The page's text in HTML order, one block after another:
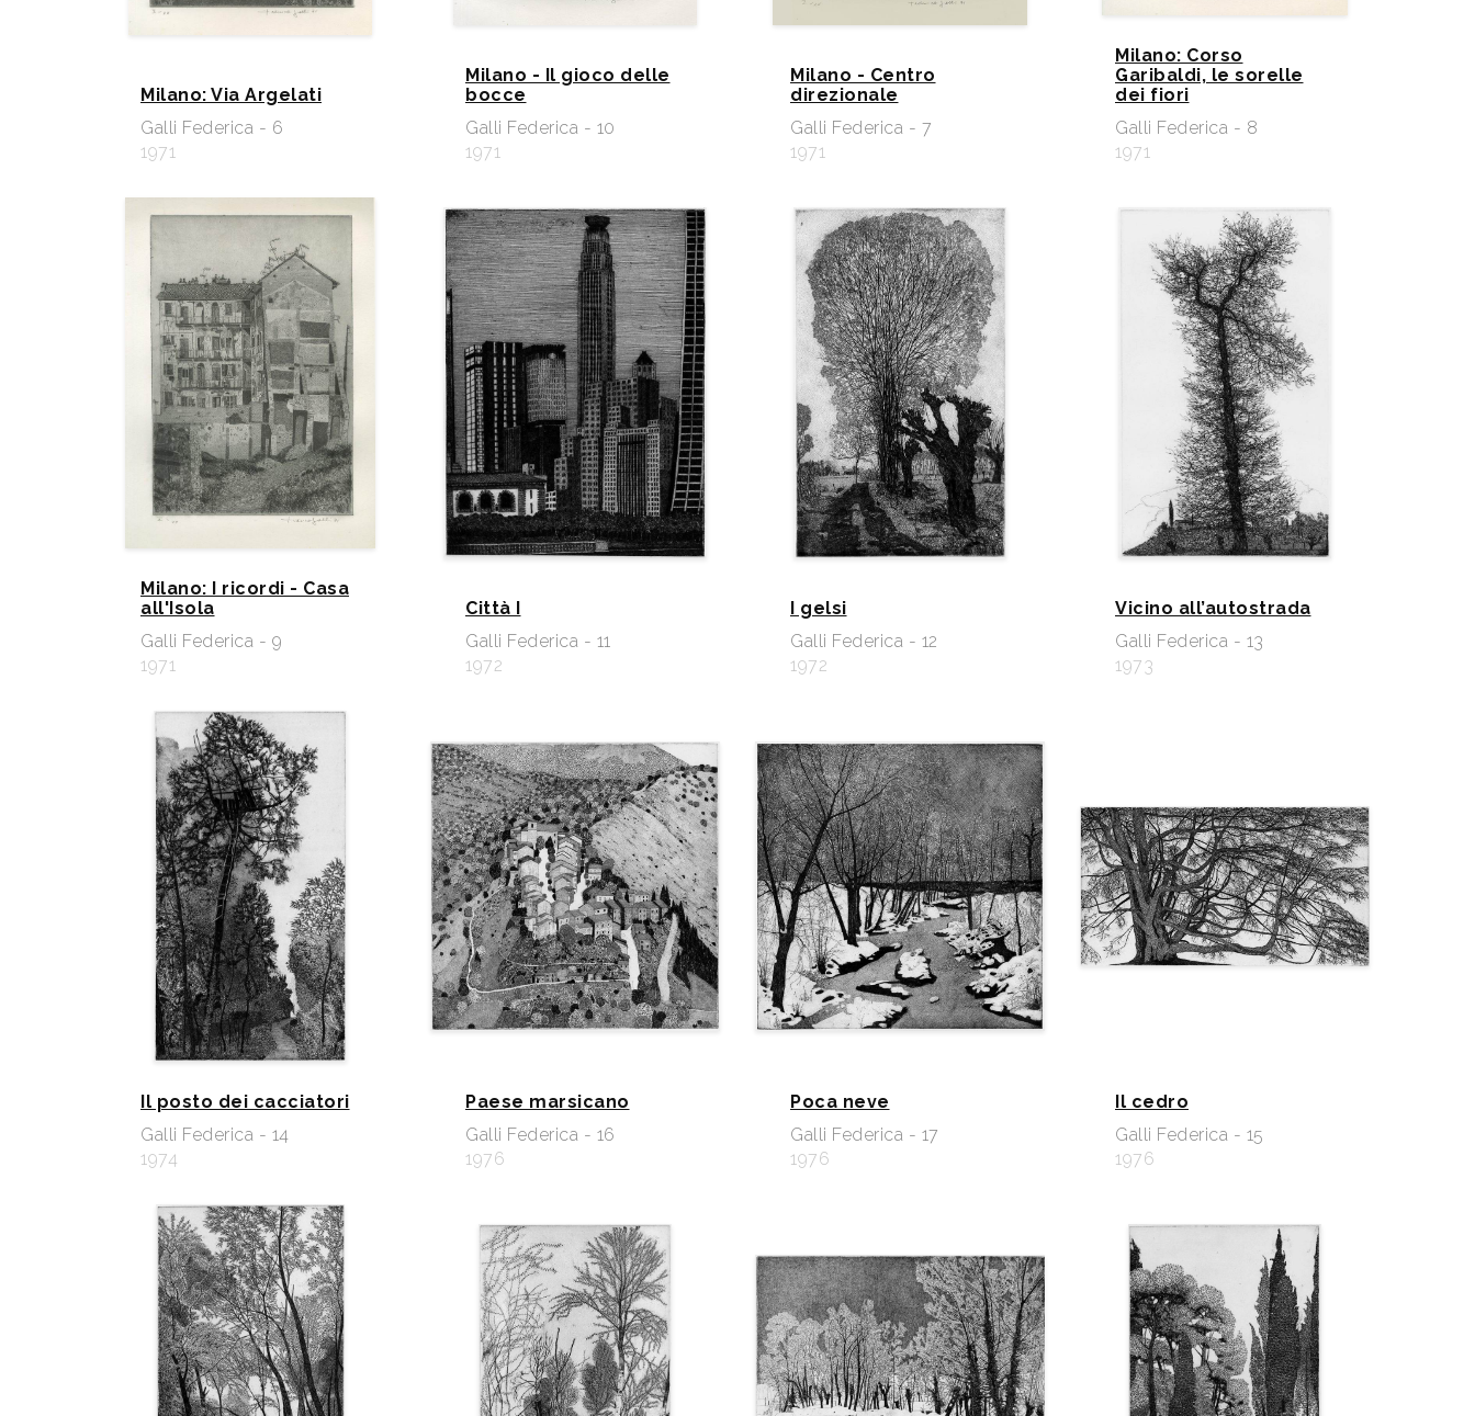
Milano: Via Argelati
Galli Federica - 6
1971
Milano - Il gioco delle
bocce
Galli Federica - 10
1971
Milano - Centro
direzionale
Galli Federica - 7
1971
Milano: Corso
Garibaldi, le sorelle
dei fiori
Galli Federica - 8
1971
Milano: I ricordi - Casa
all'Isola
Galli Federica - 9
1971
Città I
Galli Federica - 11
1972
I gelsi
Galli Federica - 12
1972
Vicino all’autostrada
Galli Federica - 13
1973
Il posto dei cacciatori
Galli Federica - 14
1974
Paese marsicano
Galli Federica - 16
1976
Poca neve
Galli Federica - 17
1976
Il cedro
Galli Federica - 15
1976